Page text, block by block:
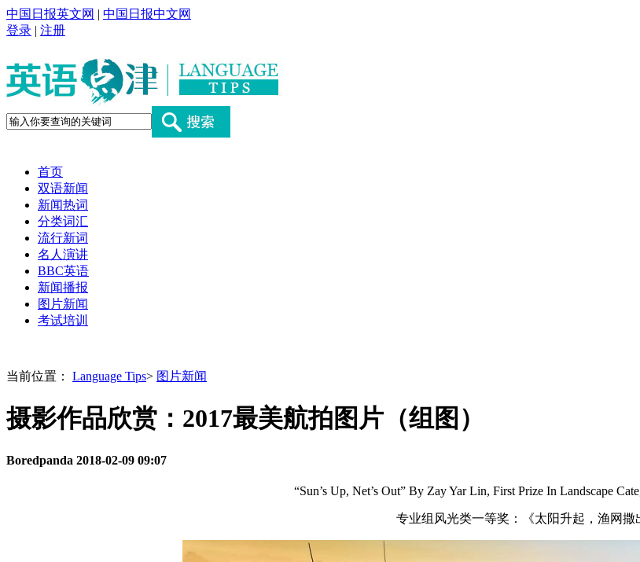
中国日报英文网 | 中国日报中文网
登录 | 注册
首页
双语新闻
新闻热词
分类词汇
流行新词
名人演讲
BBC英语
新闻播报
图片新闻
考试培训
当前位置： Language Tips> 图片新闻
摄影作品欣赏：2017最美航拍图片（组图）
Boredpanda 2018-02-09 09:07
“Sun’s Up, Net’s Out” By Zay Yar Lin, First Prize In Landscape
专业组风光类一等奖：《太阳升起，渔网撒